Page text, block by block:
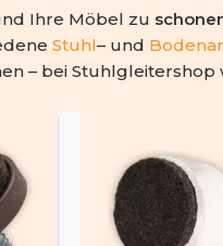
Ihre Möbel zu
Stuhl– und
– bei Stuhlgleitershop